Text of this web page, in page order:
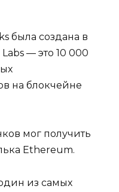
была создана в
— это 10 000
на блокчейне
мог получить
Ethereum.
из самых